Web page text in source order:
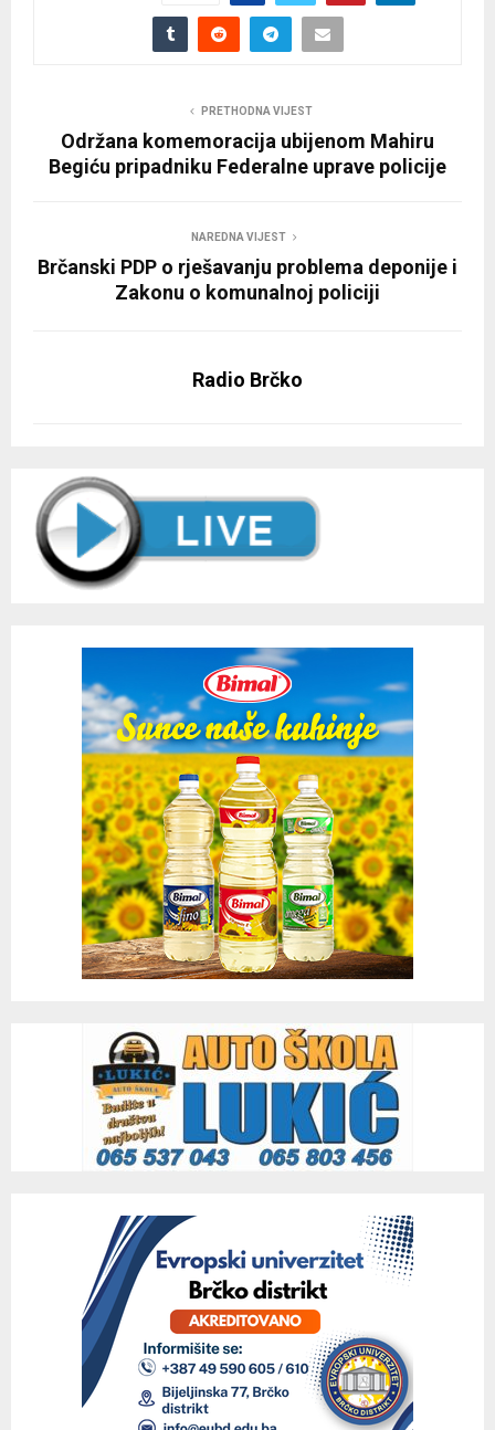
PRETHODNA VIJEST
Održana komemoracija ubijenom Mahiru
Begiću pripadniku Federalne uprave policije
NAREDNA VIJEST
Brčanski PDP o rješavanju problema deponije i
Zakonu o komunalnoj policiji
Radio Brčko